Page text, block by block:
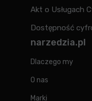
Akt o Usługach
Dostępność
narzedzia.pl
Dlaczego my
O nas
Marki